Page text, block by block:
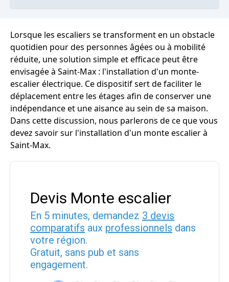
Lorsque les escaliers se transforment en un obstacle
quotidien pour des personnes âgées ou à mobilité
réduite, une solution simple et efficace peut être
envisagée à Saint-Max : l'installation d'un monte-
escalier électrique. Ce dispositif sert de faciliter le
déplacement entre les étages afin de conserver une
indépendance et une aisance au sein de sa maison.
Dans cette discussion, nous parlerons de ce que vous
devez savoir sur l'installation d'un monte escalier à
Saint-Max.
Devis Monte escalier
En 5 minutes, demandez 3 devis
comparatifs aux professionnels dans
votre région.
Gratuit, sans pub et sans
engagement.